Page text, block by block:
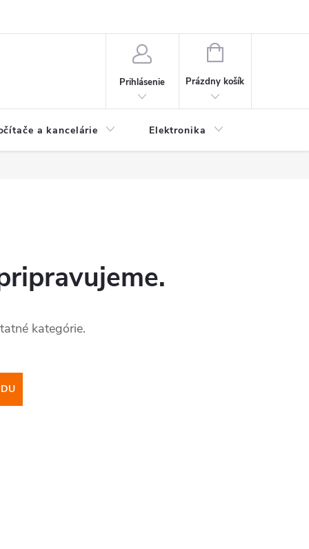
Prihlásenie
NÁKUPNÝ
Prázdny košík
a kancelárie Elektronika
kategórie.